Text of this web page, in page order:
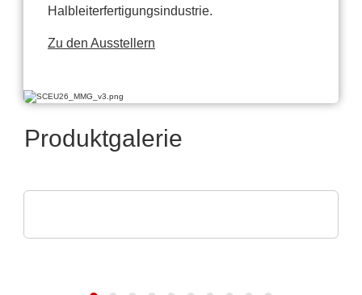
Halbleiterfertigungsindustrie.
Zu den Ausstellern
Produktgalerie